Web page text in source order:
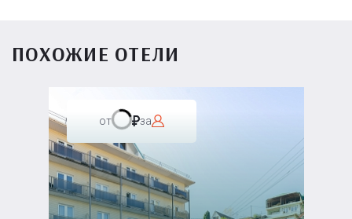
ПОХОЖИЕ ОТЕЛИ
от за